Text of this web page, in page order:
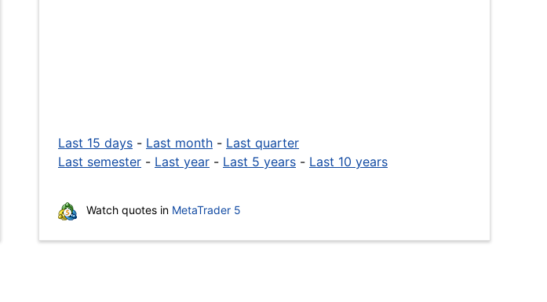
Last 15 days - Last month - Last quarter
Last semester - Last year - Last 5 years - Last 10 years
Watch quotes in MetaTrader 5